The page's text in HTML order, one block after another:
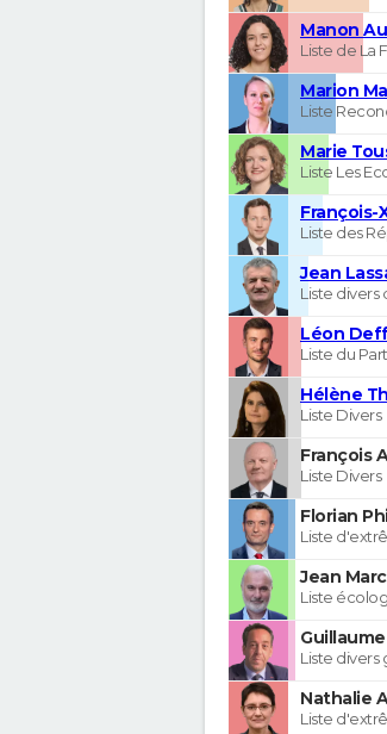
Manon
Liste de La
Marion
Liste
Marie
Liste Les
François-
Liste des
Jean
Liste divers
Léon
Liste du
Hélène
Liste Divers
François
Liste Divers
Florian
Liste
Jean
Liste
Liste divers
Nathalie
Liste